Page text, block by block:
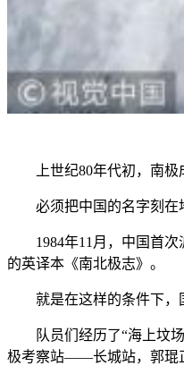
上世纪80年代初，南极成
必须把中国的名字刻在
1984年11月，中国首次
的英译本《南北极志》。
就是在这样的条件下，国
队员们经历了“海上坟场”
极考察站——长城站，郭琨